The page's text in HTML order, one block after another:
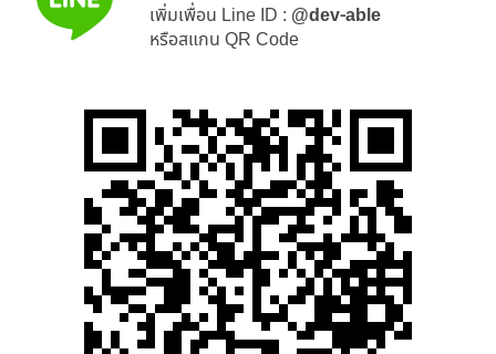
เพิ่มเพื่อน Line ID : @dev-able
หรือสแกน QR Code